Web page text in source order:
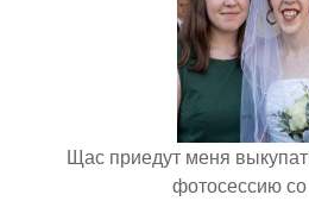
Щас приедут меня
фотосессию